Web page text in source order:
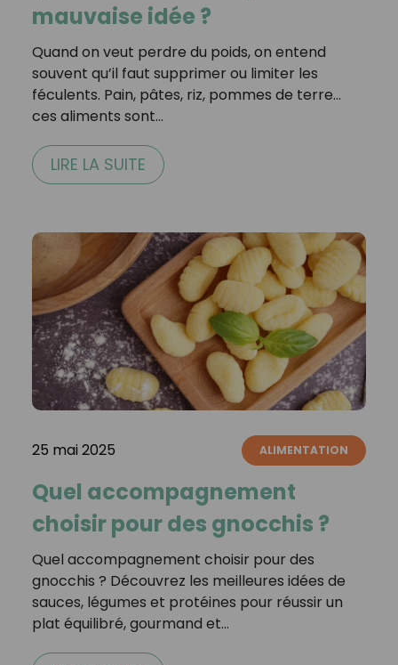
mauvaise idée ?
Quand on veut perdre du poids, on entend
souvent qu’il faut supprimer ou limiter les
féculents. Pain, pâtes, riz, pommes de terre…
ces aliments sont…
LIRE LA SUITE
25 mai 2025 ALIMENTATION
Quel accompagnement
choisir pour des gnocchis ?
Quel accompagnement choisir pour des
gnocchis ? Découvrez les meilleures idées de
sauces, légumes et protéines pour réussir un
plat équilibré, gourmand et…